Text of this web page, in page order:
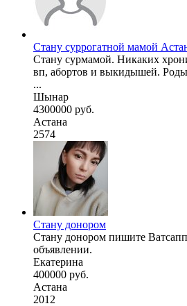
Стану суррогатной мамой
Стану сурмамой. Никаких
вп, абортов и выкидышей.
...
Шынар
4300000 руб.
Астана
2574
Стану донором
Стану донором пишите
объявлении.
Екатерина
400000 руб.
Астана
2012